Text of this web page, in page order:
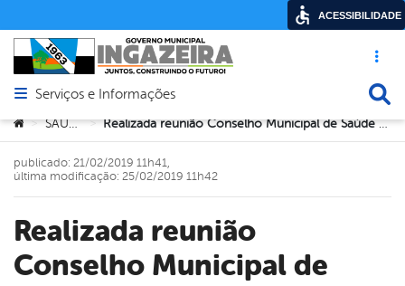
Acesso
Abrir menu principal de navegação
Serviços e Informações
Você está aqui:
> SAÚDE > Realizada reunião Conselho Municipal de Saúde (20/02) na sala da adm da UMBBG
Realizada reunião
Conselho Municipal de
publicado: 21/02/2019 11h41,
última modificação: 25/02/2019 11h42
ACESSIBILIDADE